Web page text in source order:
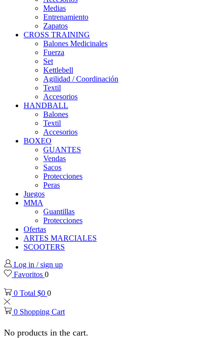
Medias
Entrenamiento
Zapatos
CROSS TRAINING
Balones Medicinales
Fuerza
Set
Kettlebell
Agilidad / Coordinación
Textil
Accesorios
HANDBALL
Balones
Textil
Accesorios
BOXEO
GUANTES
Vendas
Sacos
Protecciones
Peras
Juegos
MMA
Guantillas
Protecciones
Ofertas
ARTES MARCIALES
SCOOTERS
Log in / sign up
Favoritos 0
0 Total $0 0
0 Shopping Cart
No products in the cart.